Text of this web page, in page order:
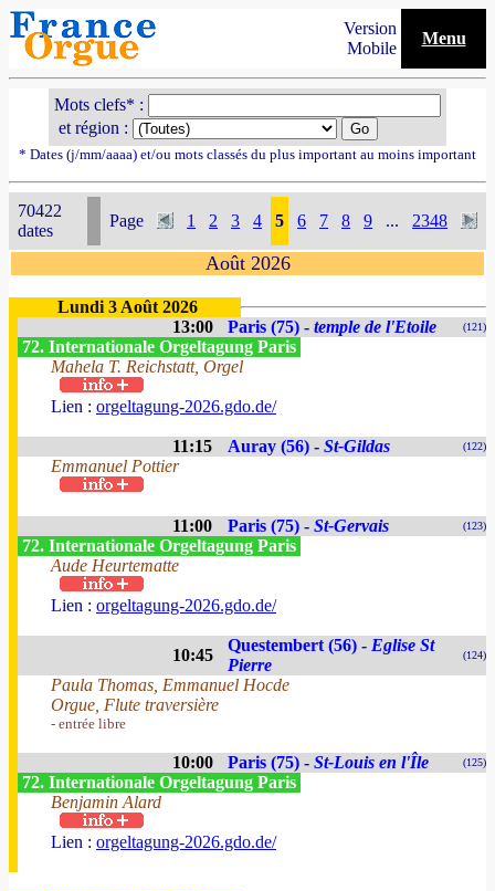
Version
Mobile
Menu
Mots clefs* :
et région :
* Dates (j/mm/aaaa) et/ou mots classés du plus important au moins important
70422
dates
Page 1 2 3 4 5 6 7 8 9 ... 2348
Août 2026
Lundi 3 Août 2026
13:00
Paris (75) - temple de l'Etoile (121)
72. Internationale Orgeltagung Paris
Mahela T. Reichstatt, Orgel
Lien : orgeltagung-2026.gdo.de/
11:15 Auray (56) - St-Gildas (122)
Emmanuel Pottier
11:00 Paris (75) - St-Gervais (123)
72. Internationale Orgeltagung Paris
Aude Heurtematte
Lien : orgeltagung-2026.gdo.de/
10:45
Questembert (56) - Eglise St
Pierre
(124)
Paula Thomas, Emmanuel Hocde
Orgue, Flute traversière
- entrée libre
10:00 Paris (75) - St-Louis en l'Île (125)
72. Internationale Orgeltagung Paris
Benjamin Alard
Lien : orgeltagung-2026.gdo.de/